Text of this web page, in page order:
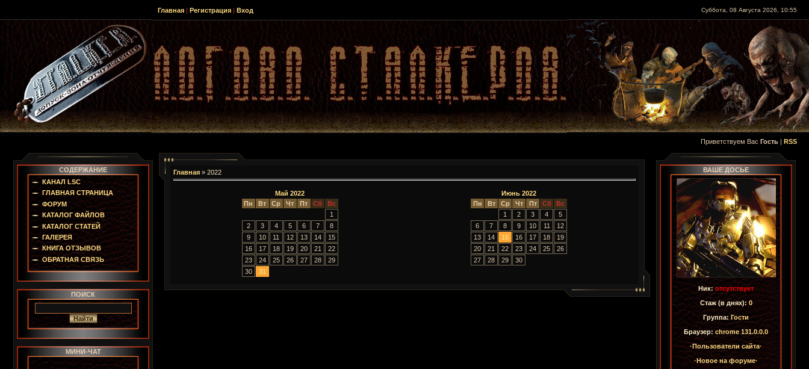
Главная | Регистрация | Вход Суббота, 08 Августа 2026, 10:55
Приветствуем Вас Гость | RSS
СОДЕРЖАНИЕ
КАНАЛ LSC
ГЛАВНАЯ СТРАНИЦА
ФОРУМ
КАТАЛОГ ФАЙЛОВ
КАТАЛОГ СТАТЕЙ
ГАЛЕРЕЯ
КНИГА ОТЗЫВОВ
ОБРАТНАЯ СВЯЗЬ
ПОИСК
МИНИ-ЧАТ
Главная » 2022
Май 2022
Пн
Вт Ср Чт Пт Сб
Вс
1
2
3 4 5 6 7
8
9
10 11 12 13 14
15
16
17 18 19 20 21
22
23
24 25 26 27 28
29
30
31
Июнь 2022
Пн
Вт Ср Чт Пт Сб
Вс
1
2 3 4
5
6
7 8 9 10 11
12
13
14 15 16 17 18
19
20
21 22 23 24 25
26
27
28 29 30
ВАШЕ ДОСЬЕ
Ник:отсутствует
Стаж (в днях): 0
Группа: Гости
Браузер: chrome 131.0.0.0
·Пользователи сайта·
·Новое на форуме·